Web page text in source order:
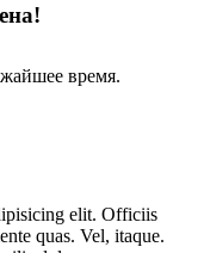
время.
elit. Officiis
quas. Vel, itaque.